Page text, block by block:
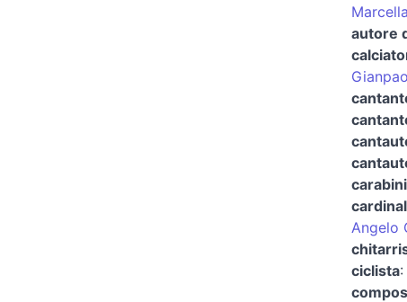
autore
Angelo
ciclista: